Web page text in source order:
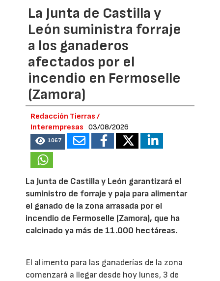
La Junta de Castilla y
León suministra forraje
a los ganaderos
afectados por el
incendio en Fermoselle
(Zamora)
Redacción Tierras /
Interempresas
03/08/2026
1067
La Junta de Castilla y León garantizará el
suministro de forraje y paja para alimentar
el ganado de la zona arrasada por el
incendio de Fermoselle (Zamora), que ha
calcinado ya más de 11.000 hectáreas.
El alimento para las ganaderías de la zona
comenzará a llegar desde hoy lunes, 3 de